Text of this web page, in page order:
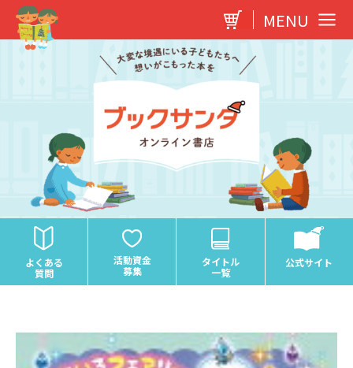
容
MENU
よくある
質問
活動資金
募集
タイトル
一覧
公式サイト